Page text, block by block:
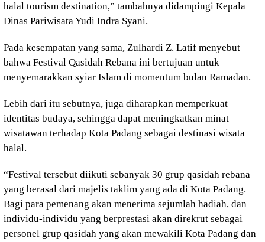
halal tourism destination,” tambahnya didampingi Kepala
Dinas Pariwisata Yudi Indra Syani.
Pada kesempatan yang sama, Zulhardi Z. Latif menyebut
bahwa Festival Qasidah Rebana ini bertujuan untuk
menyemarakkan syiar Islam di momentum bulan Ramadan.
Lebih dari itu sebutnya, juga diharapkan memperkuat
identitas budaya, sehingga dapat meningkatkan minat
wisatawan terhadap Kota Padang sebagai destinasi wisata
halal.
“Festival tersebut diikuti sebanyak 30 grup qasidah rebana
yang berasal dari majelis taklim yang ada di Kota Padang.
Bagi para pemenang akan menerima sejumlah hadiah, dan
individu-individu yang berprestasi akan direkrut sebagai
personel grup qasidah yang akan mewakili Kota Padang dan